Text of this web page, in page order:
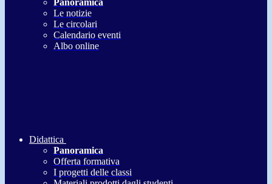
Panoramica
Le notizie
Le circolari
Calendario eventi
Albo online
Didattica
Panoramica
Offerta formativa
I progetti delle classi